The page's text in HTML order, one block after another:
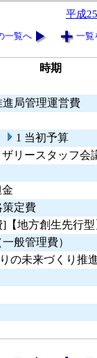
平成
一覧へ 一覧
時期
局管理運営費
1 当初予算
リースタッフ会
策定費
]【地方創生先行
般管理費）
の未来づくり推